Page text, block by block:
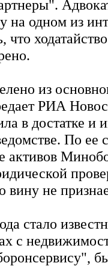
на одном из
что
из
РИА
в достатке и
По ее
активов
вину не
стало
с